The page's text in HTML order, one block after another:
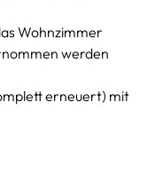
Wohnzimmer
werden
erneuert) mit